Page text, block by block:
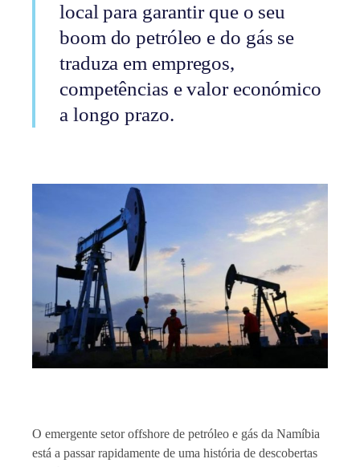
local para garantir que o seu
boom do petróleo e do gás se
traduza em empregos,
competências e valor económico
a longo prazo.
O emergente setor offshore de petróleo e gás da Namíbia
está a passar rapidamente de uma história de descobertas